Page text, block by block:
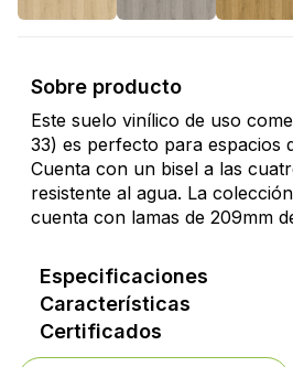
Sobre producto
Este suelo vinílico de uso
33) es perfecto para espacios
Cuenta con un bisel a las
resistente al agua. La
cuenta con lamas de 209mm
Especificaciones
Características
Certificados